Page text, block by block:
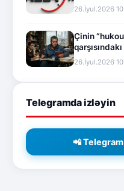
26.İyul.2026
Çinin
26.İyul.2026
Telegramda izləyin
📲 Telegram